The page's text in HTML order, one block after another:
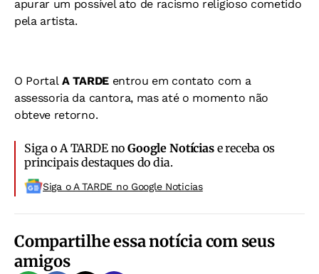
apurar um possível ato de racismo religioso cometido
pela artista.
O Portal A TARDEentrou em contato com a
assessoria da cantora, mas até o momento não
obteve retorno.
Siga o A TARDE noGoogle Notíciase receba os
principais destaques do dia.
Siga o A TARDE no Google Noticias
Compartilhe essa notícia com seus
amigos